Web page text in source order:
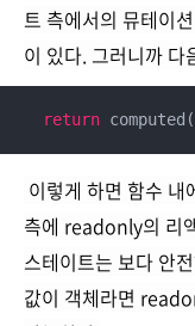
트 측에서의 뮤테이
이 있다. 그러니까 다
return computed(
이렇게 하면 함수
측에 readonly의 리
스테이트는 보다 안
값이 객체라면